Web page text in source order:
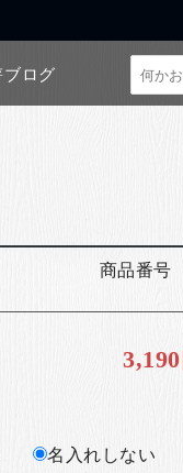
ブログ
商品番号
3,190
名入れしない